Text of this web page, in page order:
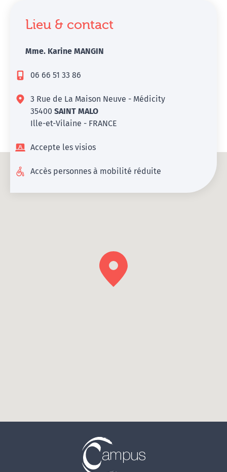
Lieu & contact
Mme. Karine MANGIN
06 66 51 33 86
3 Rue de La Maison Neuve - Médicity
35400 SAINT MALO
Ille-et-Vilaine - FRANCE
Accepte les visios
Accès personnes à mobilité réduite